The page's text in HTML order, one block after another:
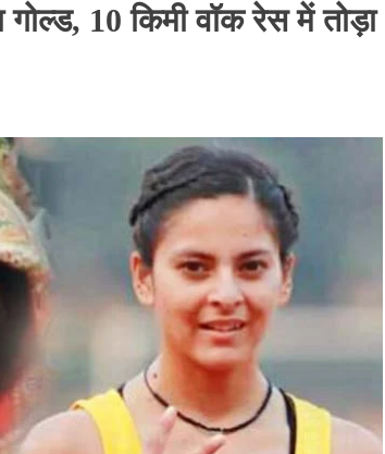
गोल्ड, 10 किमी वॉक रेस में तोड़ा